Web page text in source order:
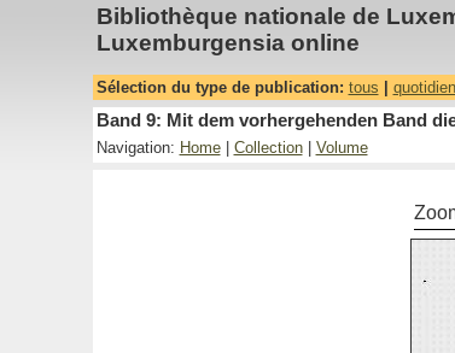
Bibliothèque nationale de
Luxemburgensia online
Sélection du type de publication: tous
Band 9: Mit dem vorhergehenden Band
Navigation: Home| Collection| Volume